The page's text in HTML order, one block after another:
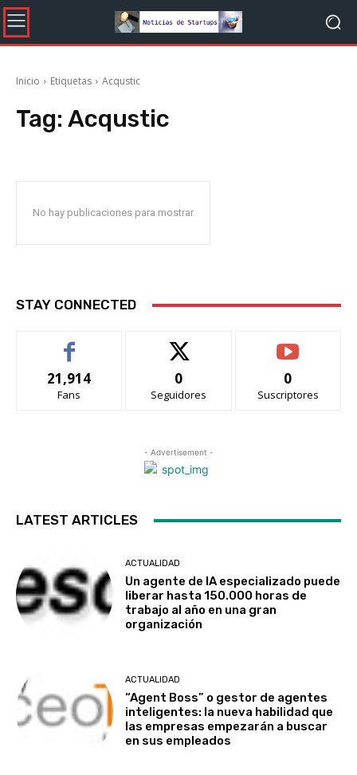
Inicio Etiquetas Acqustic
Tag: Acqustic
No hay publicaciones para mostrar
STAY CONNECTED
21,914
Fans
0
Seguidores
0
Suscriptores
- Advertisement -
LATEST ARTICLES
ACTUALIDAD
Un agente de IA especializado puede
liberar hasta 150.000 horas de
trabajo al año en una gran
organización
ACTUALIDAD
“Agent Boss” o gestor de agentes
inteligentes: la nueva habilidad que
las empresas empezarán a buscar
en sus empleados